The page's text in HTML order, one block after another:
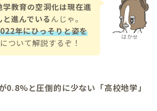
はかせ
学教育の空洞化は現在進
進んでいるんじゃ。
年にひっそりと姿を
について解説するぞ！
0.8%と圧倒的に少ない「高校地学」